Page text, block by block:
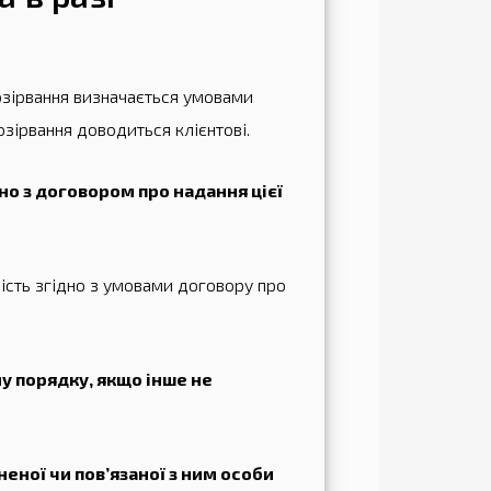
визначається умовами
доводиться клієнтові.
з договором про надання цієї
згідно з умовами договору про
порядку, якщо інше не
чи пов’язаної з ним особи